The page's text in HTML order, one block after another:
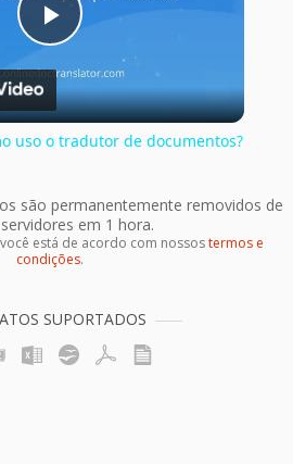
Play
Video
uso o tradutor de documentos?
são permanentemente removidos de
em 1 hora.
está de acordo com nossostermos e
condições.
SUPORTADOS